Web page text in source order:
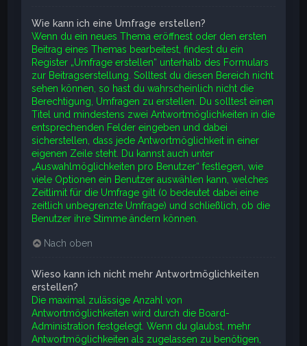
Wie kann ich eine Umfrage erstellen?
Wenn du ein neues Thema eröffnest oder den ersten
Beitrag eines Themas bearbeitest, findest du ein
Register „Umfrage erstellen“ unterhalb des Formulars
zur Beitragserstellung. Solltest du diesen Bereich nicht
sehen können, so hast du wahrscheinlich nicht die
Berechtigung, Umfragen zu erstellen. Du solltest einen
Titel und mindestens zwei Antwortmöglichkeiten in die
entsprechenden Felder eingeben und dabei
sicherstellen, dass jede Antwortmöglichkeit in einer
eigenen Zeile steht. Du kannst auch unter
„Auswahlmöglichkeiten pro Benutzer“ festlegen, wie
viele Optionen ein Benutzer auswählen kann, welches
Zeitlimit für die Umfrage gilt (0 bedeutet dabei eine
zeitlich unbegrenzte Umfrage) und schließlich, ob die
Benutzer ihre Stimme ändern können.
Nach oben
Wieso kann ich nicht mehr Antwortmöglichkeiten
erstellen?
Die maximal zulässige Anzahl von
Antwortmöglichkeiten wird durch die Board-
Administration festgelegt. Wenn du glaubst, mehr
Antwortmöglichkeiten als zugelassen zu benötigen,